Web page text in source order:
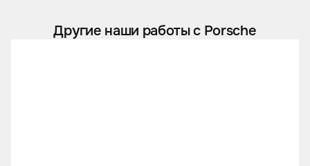
Другие наши работы с Porsche